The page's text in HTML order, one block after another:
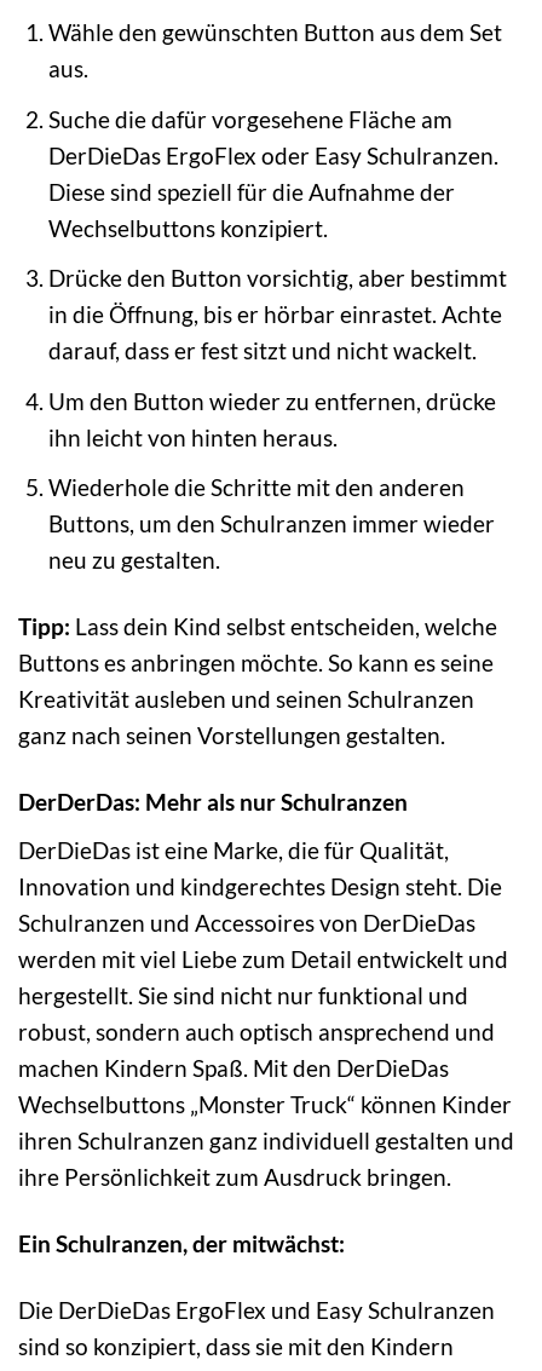
Wähle den gewünschten Button aus dem Set
aus.
Suche die dafür vorgesehene Fläche am
DerDieDas ErgoFlex oder Easy Schulranzen.
Diese sind speziell für die Aufnahme der
Wechselbuttons konzipiert.
Drücke den Button vorsichtig, aber bestimmt
in die Öffnung, bis er hörbar einrastet. Achte
darauf, dass er fest sitzt und nicht wackelt.
Um den Button wieder zu entfernen, drücke
ihn leicht von hinten heraus.
Wiederhole die Schritte mit den anderen
Buttons, um den Schulranzen immer wieder
neu zu gestalten.
Tipp: Lass dein Kind selbst entscheiden, welche
Buttons es anbringen möchte. So kann es seine
Kreativität ausleben und seinen Schulranzen
ganz nach seinen Vorstellungen gestalten.
DerDerDas: Mehr als nur Schulranzen
DerDieDas ist eine Marke, die für Qualität,
Innovation und kindgerechtes Design steht. Die
Schulranzen und Accessoires von DerDieDas
werden mit viel Liebe zum Detail entwickelt und
hergestellt. Sie sind nicht nur funktional und
robust, sondern auch optisch ansprechend und
machen Kindern Spaß. Mit den DerDieDas
Wechselbuttons „Monster Truck“ können Kinder
ihren Schulranzen ganz individuell gestalten und
ihre Persönlichkeit zum Ausdruck bringen.
Ein Schulranzen, der mitwächst:
Die DerDieDas ErgoFlex und Easy Schulranzen
sind so konzipiert, dass sie mit den Kindern